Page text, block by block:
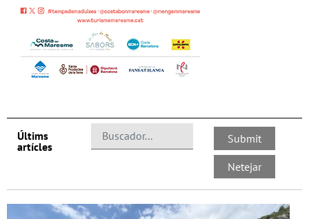
Últims
artícles